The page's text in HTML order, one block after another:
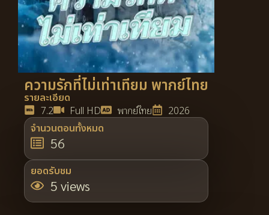
ความรักที่ไม่เท่าเทียม พากย์ไทย
รายละเอียด
7.2 Full HD พากย์ไทย 2026
จำนวนตอนทั้งหมด
56
ยอดรับชม
5 views